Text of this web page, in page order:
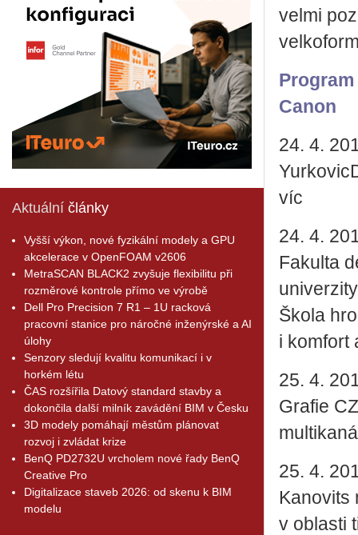
Aktuální články
Vyšší výkon, nové fyzikální modely a GPU
akcelerace v OpenFOAM v2606
MetraSCAN BLACK2 zvyšuje flexibilitu při
rozměrové kontrole přímo ve výrobě
Dell Pro Precision 7 R1 – 1U racková
pracovní stanice pro náročné inženýrské a AI
úlohy
Senzory sledují kvalitu komunikací i v
horkém létu
ČAS rozšířila Datový standard stavby a
dokončila další milník zavádění BIM v Česku
3D modely pomáhají městům plánovat
rozvoj i zvládat krize
BenQ PD2732U vrcholem nové řady BenQ
Creative Pro
Digitalizace staveb 2026: od skenu k BIM
modelu
velmi
Canon
24. 4.
víc
24. 4.
Fakulta
Škola
i komfort
25. 4.
Grafie
25. 4.
Kanovits
v oblasti